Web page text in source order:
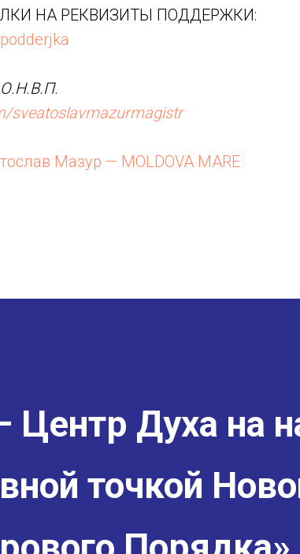
НА РЕКВИЗИТЫ ПОДДЕРЖКИ:
sveatoslavmazurmagistr
Мазур — MOLDOVA MARE
Духа на
точкой